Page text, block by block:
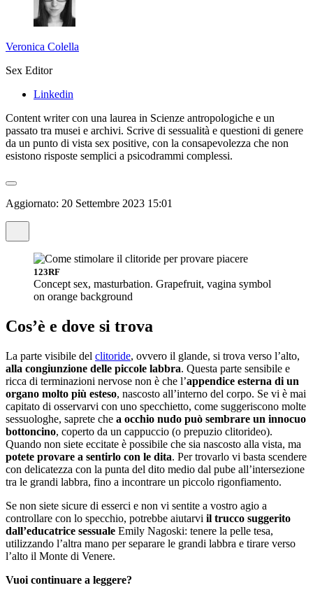
Veronica Colella
Sex Editor
Linkedin
Content writer con una laurea in Scienze antropologiche e un
passato tra musei e archivi. Scrive di sessualità e questioni di genere
da un punto di vista sex positive, con la consapevolezza che non
esistono risposte semplici a psicodrammi complessi.
Aggiornato: 20 Settembre 2023 15:01
123RF
Concept sex, masturbation. Grapefruit, vagina symbol
on orange background
Cos’è e dove si trova
La parte visibile del clitoride, ovvero il glande, si trova verso l’alto,
alla congiunzione delle piccole labbra. Questa parte sensibile e
ricca di terminazioni nervose non è che l’appendice esterna di un
organo molto più esteso, nascosto all’interno del corpo. Se vi è mai
capitato di osservarvi con uno specchietto, come suggeriscono molte
sessuologhe, saprete che a occhio nudo può sembrare un innocuo
bottoncino, coperto da un cappuccio (o prepuzio clitorideo).
Quando non siete eccitate è possibile che sia nascosto alla vista, ma
potete provare a sentirlo con le dita. Per trovarlo vi basta scendere
con delicatezza con la punta del dito medio dal pube all’intersezione
tra le grandi labbra, fino a incontrare un piccolo rigonfiamento.
Se non siete sicure di esserci e non vi sentite a vostro agio a
controllare con lo specchio, potrebbe aiutarvi il trucco suggerito
dall’educatrice sessuale Emily Nagoski: tenere la pelle tesa,
utilizzando l’altra mano per separare le grandi labbra e tirare verso
l’alto il Monte di Venere.
Vuoi continuare a leggere?